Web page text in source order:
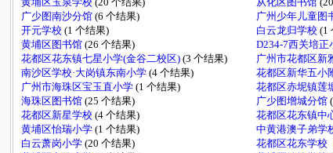
广少图南沙分馆(6 个结果) 广州少年儿童图
开元学校(1 个结果) 白云龙归学校(1
黄埔区图书馆(26 个结果) D234-7西关培
花都区花东镇七星小学(金谷二校区)(3 个结果) 广州市花都区新
南沙区学校·大岗镇东南小学(4 个结果) 花都区新华五小
广州市海珠区宝玉直小学(1 个结果) 花都区赤坭镇莲
海珠区图书馆(25 个结果) 广少图增城分馆
花都区新星学校(4 个结果) 花都区花东镇中
黄埔区怡瑞小学(1 个结果) 中黄港澳子弟学
白云萧岗小学(20 个结果) 花都区花东学校